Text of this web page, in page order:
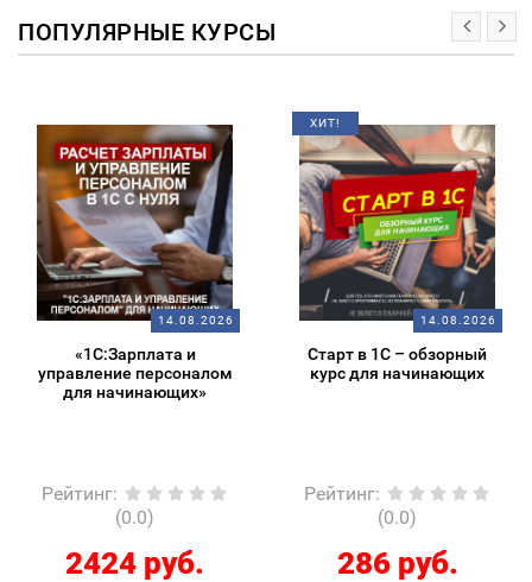
ПОПУЛЯРНЫЕ КУРСЫ
14.08.2026
«1С:Зарплата и
управление персоналом
для начинающих»
Рейтинг:
(0.0)
2424 руб.
ХИТ!
14.08.2026
Старт в 1С – обзорный
курс для начинающих
Рейтинг:
(0.0)
286 руб.